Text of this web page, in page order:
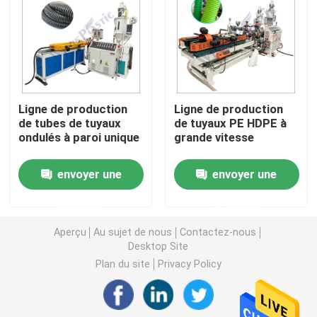
Machine d'extrudeuse de tuyau de PVC
Chaîne de production de tuyau de PPR
Machine d'extrudeuse de tuyau de PE
Machine ondulée d'extrudeuse de tuyau
Pp attachent la chaîne de production
Machine en plastique d'extrudeuse de feuille
Ligne de production
de tubes de tuyaux
ondulés à paroi unique
envoyer une
Ligne de production
de tuyaux PE HDPE à
grande vitesse
envoyer une
Aperçu Au sujet de nous
Contactez-nous
Desktop Site
Plan du site
Privacy Policy